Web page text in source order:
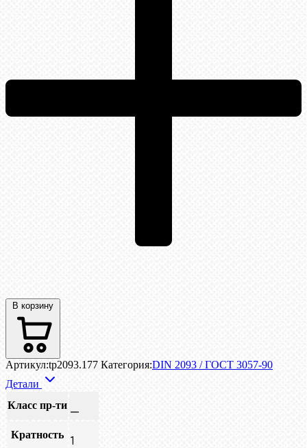
В корзину
Артикул:tp2093.177 Категория:DIN 2093 / ГОСТ 3057-90
Детали
Класс пр-ти —
Кратность 1